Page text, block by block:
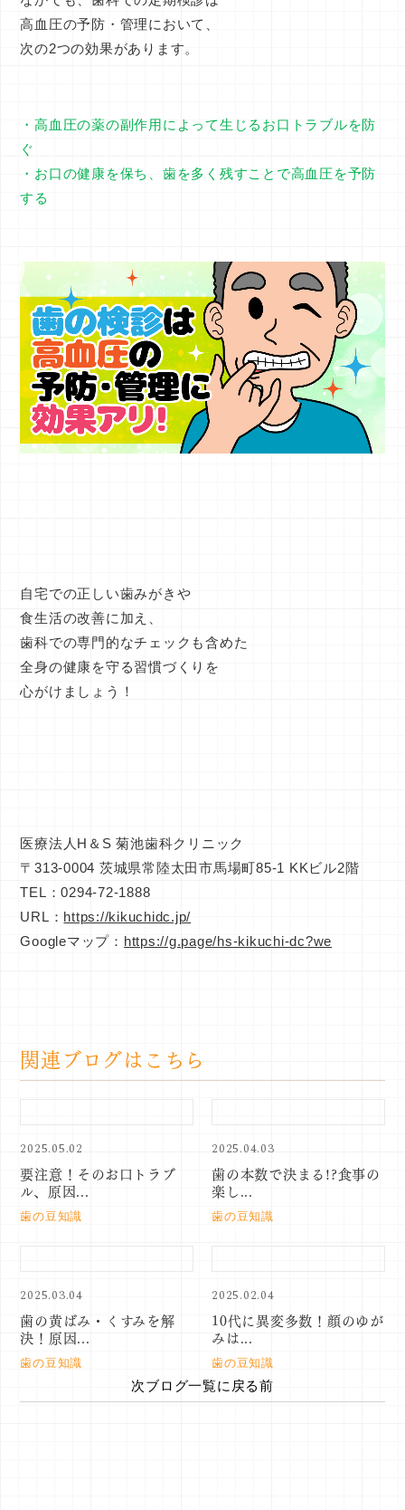
高血圧の予防・管理において、
次の2つの効果があります。
・高血圧の薬の副作用によって生じるお口トラブルを防
ぐ
・お口の健康を保ち、歯を多く残すことで高血圧を予防
する
自宅での正しい歯みがきや
食生活の改善に加え、
歯科での専門的なチェックも含めた
全身の健康を守る習慣づくりを
心がけましょう！
医療法人H＆S 菊池歯科クリニック
〒313-0004 茨城県常陸太田市馬場町85-1 KKビル2階
TEL：0294-72-1888
URL： https://kikuchidc.jp/
Googleマップ： https://g.page/hs-kikuchi-dc?we
関連ブログはこちら
2025.05.02
要注意！そのお口トラブ
ル、原因...
歯の豆知識
2025.04.03
歯の本数で決まる!?食事の
楽し...
歯の豆知識
2025.03.04
歯の黄ばみ・くすみを解
決！原因...
歯の豆知識
2025.02.04
10代に異変多数！顔のゆが
みは...
歯の豆知識
次ブログ一覧に戻る前